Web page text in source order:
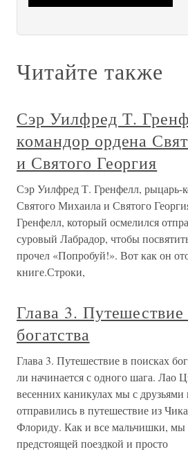
Читайте также
Сэр Уилфред Т.
командор ордена
и Святого Георгия
Сэр Уилфред Т. Гренфелл, рыцарь-
Святого Михаила и Святого
Гренфелл, который осмелился
суровый Лабрадор, чтобы
прочел «Попробуй!». Вот как он
книге.Строки,
Глава 3.
богатства
Глава 3. Путешествие в поисках
ли начинается с одного шага. Лао
весенних каникулах мы с
отправились в путешествие из
Флориду. Как и все мальчишки, мы
предстоящей поездкой и просто